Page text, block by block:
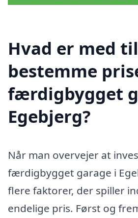
Hvad er med
bestemme
færdigbygget
Egebjerg?
Når man overvejer at
færdigbygget garage i
flere faktorer, der spiller
endelige pris. Først og